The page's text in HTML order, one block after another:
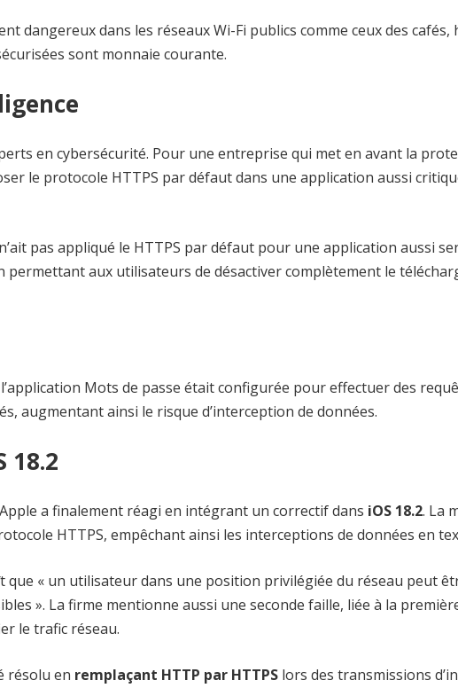
dangereux dans les réseaux Wi-Fi publics comme ceux des cafés,
sont monnaie courante.
en cybersécurité. Pour une entreprise qui met en avant la
le protocole HTTPS par défaut dans une application aussi
pas appliqué le HTTPS par défaut pour une application aussi
aux utilisateurs de désactiver complètement le
Mots de passe était configurée pour effectuer des
augmentant ainsi le risque d’interception de données.
18.2
a finalement réagi en intégrant un correctif dans iOS 18.2. La
HTTPS, empêchant ainsi les interceptions de données en
que « un utilisateur dans une position privilégiée du réseau peut
». La firme mentionne aussi une seconde faille, liée à la
le trafic réseau.
résolu en remplaçant HTTP par HTTPS lors des transmissions